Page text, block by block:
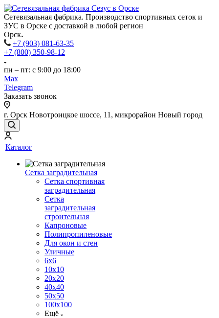
Сетевязальная фабрика. Производство спортивных сеток и
ЗУС в Орске с доставкой в любой регион
Орск
+7 (903) 081-63-35
+7 (800) 350-98-12
пн – пт: с 9:00 до 18:00
Max
Telegram
Заказать звонок
г. Орск Новотроицкое шоссе, 11, микрорайон Новый город
Каталог
Сетка заградительная
Сетка спортивная
заградительная
Сетка
заградительная
строительная
Капроновые
Полипропиленовые
Для окон и стен
Уличные
6х6
10х10
20х20
40х40
50х50
100х100
Ещё